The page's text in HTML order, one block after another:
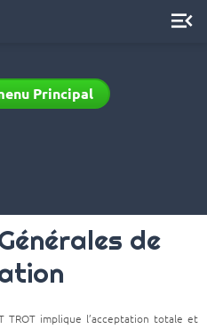
Principal
de
TROT implique l’acceptation totale et
menu_open